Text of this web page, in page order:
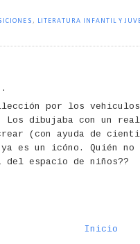
, LITERATURA INFANTIL Y
por los
dibujaba con un
(con ayuda de
es un icóno. Quién no
del espacio de niños??
Inicio